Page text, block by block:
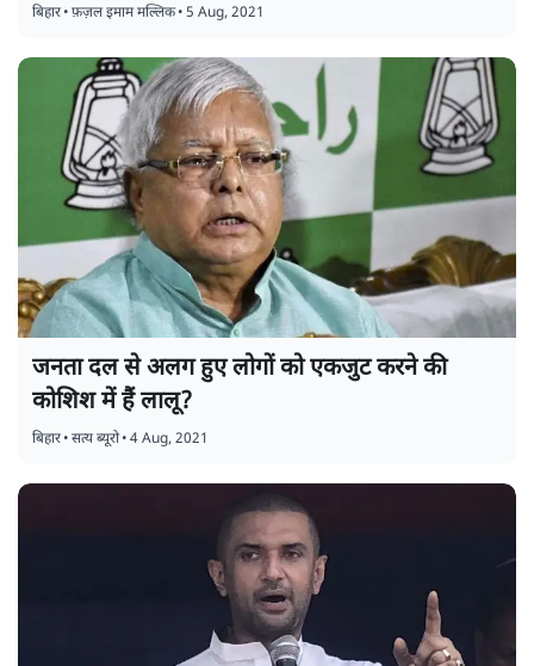
बिहार•फ़ज़ल इमाम मल्लिक•5 Aug, 2021
जनता दल से अलग हुए लोगों को एकजुट करने की
कोशिश में हैं लालू?
बिहार•सत्य ब्यूरो•4 Aug, 2021